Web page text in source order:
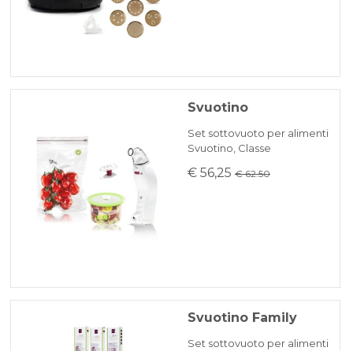
Svuotino
Set sottovuoto per alimenti
Svuotino, Classe
€ 56,25 € 62.50
Svuotino Family
Set sottovuoto per alimenti